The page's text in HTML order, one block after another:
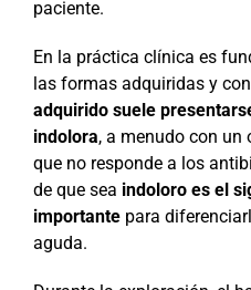
paciente.
En la práctica clínica es
las formas adquiridas y
adquirido suele
indolora, a menudo con
que no responde a los
de que sea indoloro es el
importantepara
aguda.